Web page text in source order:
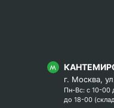
г. Москва,
Пн-Вс: с 10-00
до 18-00